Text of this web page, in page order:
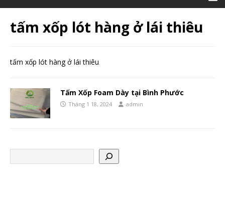
tấm xốp lót hàng ở lái thiêu
tấm xốp lót hàng ở lái thiêu
Tấm Xốp Foam Dày tại Bình Phước
Tháng 1 18, 2024 admin